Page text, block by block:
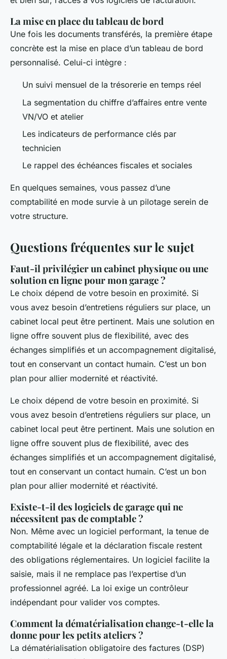
La mise en place du tableau de bord
Une fois les documents transférés, la première étape
concrète est la mise en place d’un tableau de bord
personnalisé. Celui-ci intègre :
Un suivi mensuel de la trésorerie en temps réel
La segmentation du chiffre d’affaires entre vente
VN/VO et atelier
Les indicateurs de performance clés par
technicien
Le rappel des échéances fiscales et sociales
En quelques semaines, vous passez d’une
comptabilité en mode survie à un pilotage serein de
votre structure.
Questions fréquentes sur le sujet
Faut-il privilégier un cabinet physique ou une
solution en ligne pour mon garage ?
Le choix dépend de votre besoin en proximité. Si
vous avez besoin d’entretiens réguliers sur place, un
cabinet local peut être pertinent. Mais une solution en
ligne offre souvent plus de flexibilité, avec des
échanges simplifiés et un accompagnement digitalisé,
tout en conservant un contact humain. C’est un bon
plan pour allier modernité et réactivité.
Le choix dépend de votre besoin en proximité. Si
vous avez besoin d’entretiens réguliers sur place, un
cabinet local peut être pertinent. Mais une solution en
ligne offre souvent plus de flexibilité, avec des
échanges simplifiés et un accompagnement digitalisé,
tout en conservant un contact humain. C’est un bon
plan pour allier modernité et réactivité.
Existe-t-il des logiciels de garage qui ne
nécessitent pas de comptable ?
Non. Même avec un logiciel performant, la tenue de
comptabilité légale et la déclaration fiscale restent
des obligations réglementaires. Un logiciel facilite la
saisie, mais il ne remplace pas l’expertise d’un
professionnel agréé. La loi exige un contrôleur
indépendant pour valider vos comptes.
Comment la dématérialisation change-t-elle la
donne pour les petits ateliers ?
La dématérialisation obligatoire des factures (DSP)